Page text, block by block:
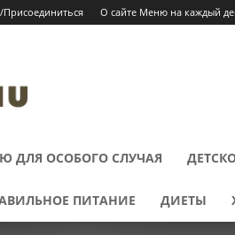
Присоединиться О сайте Меню на каждый
ДЛЯ ОСОБОГО СЛУЧАЯ
ПИТАНИЕ ДИЕТЫ